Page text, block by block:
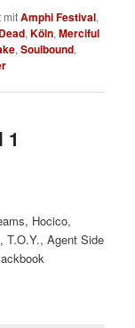
mitAmphi Festival,
,Köln,Merciful
,Soulbound,
1
Hocico,
T.O.Y., Agent Side